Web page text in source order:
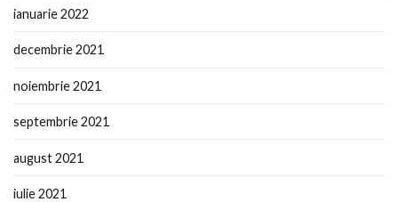
ianuarie 2022
decembrie 2021
noiembrie 2021
septembrie 2021
august 2021
iulie 2021